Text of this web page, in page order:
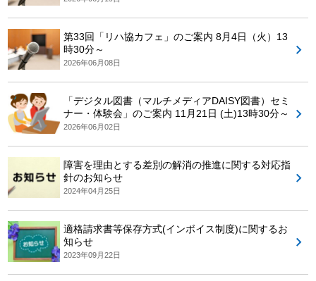
第33回「リハ協カフェ」のご案内 8月4日（火）13
時30分～
2026年06月08日
「デジタル図書（マルチメディアDAISY図書）セミ
ナー・体験会」のご案内 11月21日 (土)13時30分～
2026年06月02日
障害を理由とする差別の解消の推進に関する対応指
針のお知らせ
2024年04月25日
適格請求書等保存方式(インボイス制度)に関するお
知らせ
2023年09月22日